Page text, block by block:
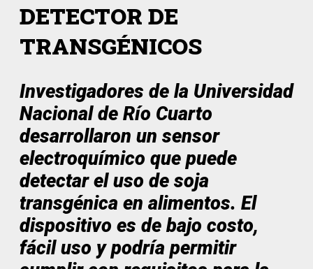
DETECTOR DE
TRANSGÉNICOS
Investigadores de la Universidad
Nacional de Río Cuarto
desarrollaron un sensor
electroquímico que puede
detectar el uso de soja
transgénica en alimentos. El
dispositivo es de bajo costo,
fácil uso y podría permitir